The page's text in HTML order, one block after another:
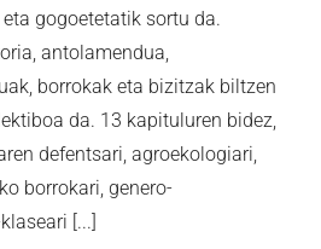
gogoetetatik sortu da.
antolamendua,
borrokak eta bizitzak biltzen
da. 13 kapituluren bidez,
defentsari, agroekologiari,
borrokari, genero-
[...]